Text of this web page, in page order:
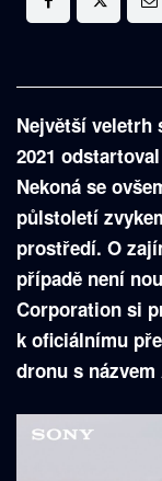
Největší veletrh
2021
Nekoná se
půlstoletí
prostředí. O
případě není
Corporation si
k oficiálnímu
dronu s názvem